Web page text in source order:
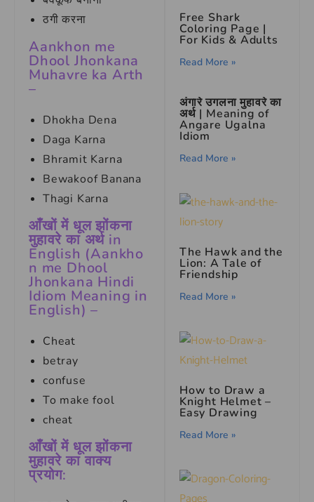
ठगी करना
Aankhon me
Dhool Jhonkana
Muhavre ka Arth
–
Dhokha Dena
Daga Karna
Bhramit Karna
Bewakoof Banana
Thagi Karna
आँखों में धूल झोंकना
मुहावरे का अर्थ in
English (Aankho
n me Dhool
Jhonkana Hindi
Idiom Meaning in
English) –
Cheat
betray
confuse
To make fool
cheat
आँखों में धूल झोंकना
मुहावरे का वाक्य
प्रयोग:
Free Shark
Coloring Page |
For Kids & Adults
Read More »
अंगारे उगलना मुहावरे का
अर्थ | Meaning of
Angare Ugalna
Idiom
Read More »
The Hawk and the
Lion: A Tale of
Friendship
Read More »
How to Draw a
Knight Helmet –
Easy Drawing
Read More »